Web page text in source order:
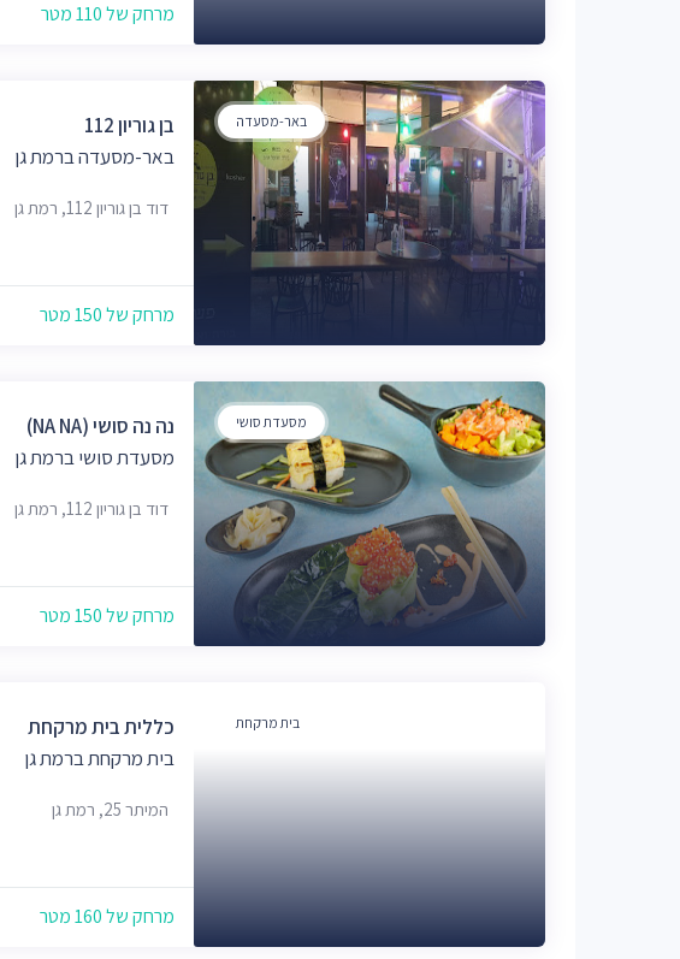
מרחק של 110 מטר
באר-מסעדה
בן גוריון 112
באר-מסעדה ברמת גן
דוד בן גוריון 112, רמת גן
מרחק של 150 מטר
מסעדת סושי
נה נה סושי (NA NA)
מסעדת סושי ברמת גן
דוד בן גוריון 112, רמת גן
מרחק של 150 מטר
בית מרקחת
כללית בית מרקחת
בית מרקחת ברמת גן
המיתר 25, רמת גן
מרחק של 160 מטר